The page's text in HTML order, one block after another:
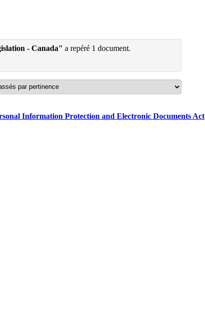
- Canada" a repéré 1 document.
Information Protection and Electronic Documents Act